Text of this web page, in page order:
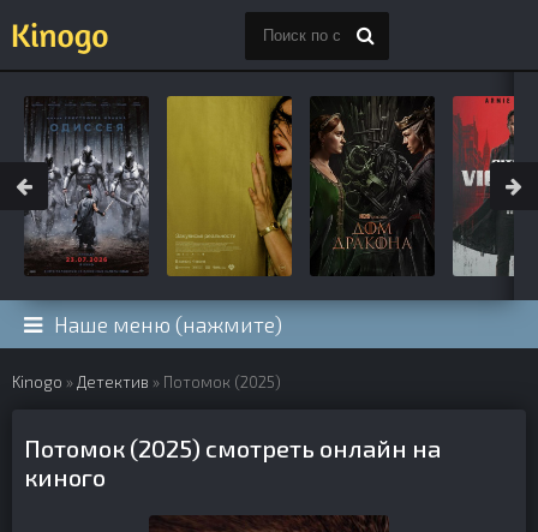
Наше меню (нажмите)
Kinogo » Детектив » Потомок (2025)
Потомок (2025) смотреть онлайн на
киного